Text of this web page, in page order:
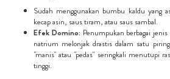
Sudah menggunakan bumbu kaldu yang
kecap asin, saus tiram, atau saus sambal.
Efek Domino: Penumpukan berbagai
natrium melonjak drastis dalam satu
"manis" atau "pedas" seringkali menutupi
tinggi.